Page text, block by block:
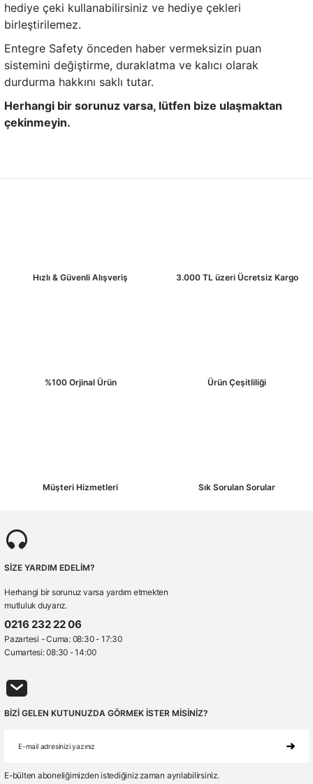
hediye çeki kullanabilirsiniz ve hediye çekleri
birleştirilemez.
Entegre Safety önceden haber vermeksizin puan
sistemini değiştirme, duraklatma ve kalıcı olarak
durdurma hakkını saklı tutar.
Herhangi bir sorunuz varsa, lütfen bize ulaşmaktan
çekinmeyin.
Hızlı & Güvenli Alışveriş 3.000 TL üzeri Ücretsiz Kargo
%100 Orjinal Ürün Ürün Çeşitliliği
Müşteri Hizmetleri Sık Sorulan Sorular
SİZE YARDIM EDELİM?
Herhangi bir sorunuz varsa yardım etmekten
mutluluk duyarız.
0216 232 22 06
Pazartesi - Cuma: 08:30 - 17:30
Cumartesi: 08:30 - 14:00
BİZİ GELEN KUTUNUZDA GÖRMEK İSTER MİSİNİZ?
E-bülten aboneliğimizden istediğiniz zaman ayrılabilirsiniz.